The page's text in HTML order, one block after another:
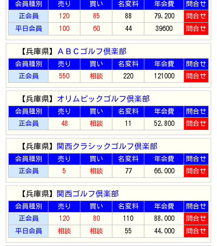
会員種別 売り 買い 名変料 年会費
問合せ
正会員
120 85 88 79,200
問合せ
平日会員
100 60 44 39600 問合せ
【兵庫県】 ＡＢＣゴルフ倶楽部
会員種別 売り 買い 名変料 年会費
問合せ
正会員
550 相談 220 121000 問合せ
【兵庫県】 オリムピックゴルフ倶楽部
会員種別 売り 買い 名変料 年会費
問合せ
正会員
48 相談 11 52,800 問合せ
【兵庫県】 関西クラシックゴルフ倶楽部
会員種別 売り 買い 名変料 年会費
問合せ
正会員
5 相談 77 66,000 問合せ
【兵庫県】 関西ゴルフ倶楽部
会員種別 売り 買い 名変料 年会費
問合せ
正会員
120 80 110 88,000
問合せ
平日会員
相談 相談 55 44,000 問合せ